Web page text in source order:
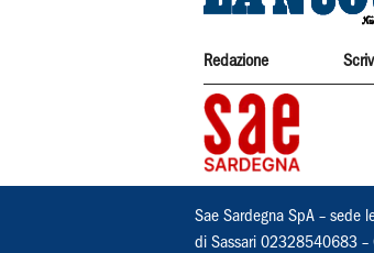
Redazione
Sae Sardegna SpA – sede
di Sassari 02328540683 –